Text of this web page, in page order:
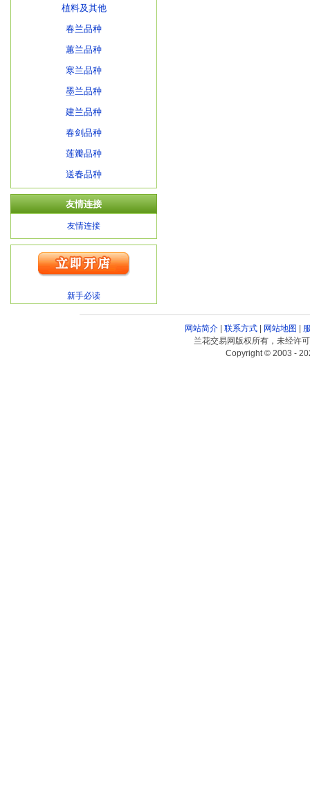
植料及其他
春兰品种
蕙兰品种
寒兰品种
墨兰品种
建兰品种
春剑品种
莲瓣品种
送春品种
友情连接
友情连接
新手必读
网站简介| 联系方式| 网站地图 |
兰花交易网版权所有，未经许
Copyright © 2003 -